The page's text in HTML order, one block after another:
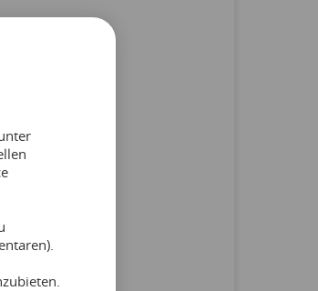
Erfahrungsberichte
& Partner
& Hinweise